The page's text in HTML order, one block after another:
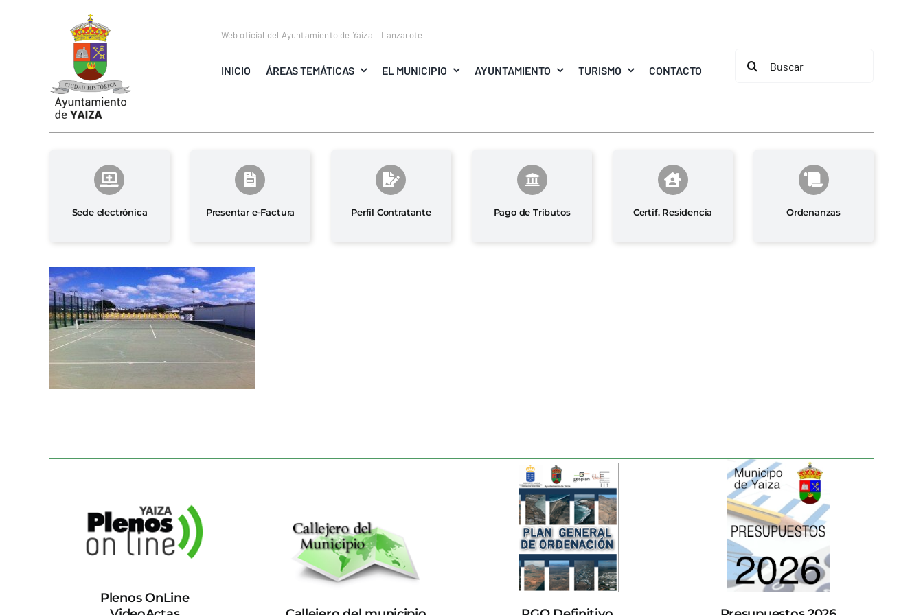
Web oficial del Ayuntamiento de Yaiza – Lanzarote
INICIO ÁREAS TEMÁTICAS EL MUNICIPIO AYUNTAMIENTO TURISMO CONTACTO
Buscar:
Sede electrónica Presentar e-Factura Perfil Contratante Pago de Tributos Certif. Residencia Ordenanzas
Plenos OnLine